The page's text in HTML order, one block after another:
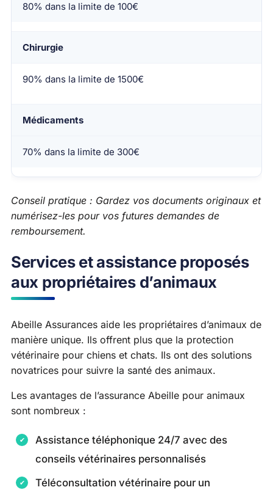
80% dans la limite de 100€
Chirurgie
90% dans la limite de 1500€
Médicaments
70% dans la limite de 300€
Conseil pratique : Gardez vos documents originaux et
numérisez-les pour vos futures demandes de
remboursement.
Services et assistance proposés
aux propriétaires d’animaux
Abeille Assurances aide les propriétaires d’animaux de
manière unique. Ils offrent plus que la protection
vétérinaire pour chiens et chats. Ils ont des solutions
novatrices pour suivre la santé des animaux.
Les avantages de l’assurance Abeille pour animaux
sont nombreux :
Assistance téléphonique 24/7 avec des
conseils vétérinaires personnalisés
Téléconsultation vétérinaire pour un